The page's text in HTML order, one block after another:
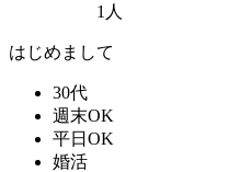
1人
はじめまして
30代
週末OK
平日OK
婚活